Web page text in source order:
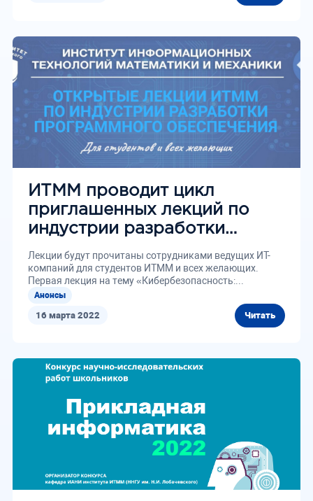
16 марта 2022 Читать
ИТММ проводит цикл
приглашенных лекций по
индустрии разработки
программного обеспечения
Лекции будут прочитаны сотрудниками ведущих ИТ-
компаний для студентов ИТММ и всех желающих.
Первая лекция на тему «Кибербезопасность:...
Анонсы